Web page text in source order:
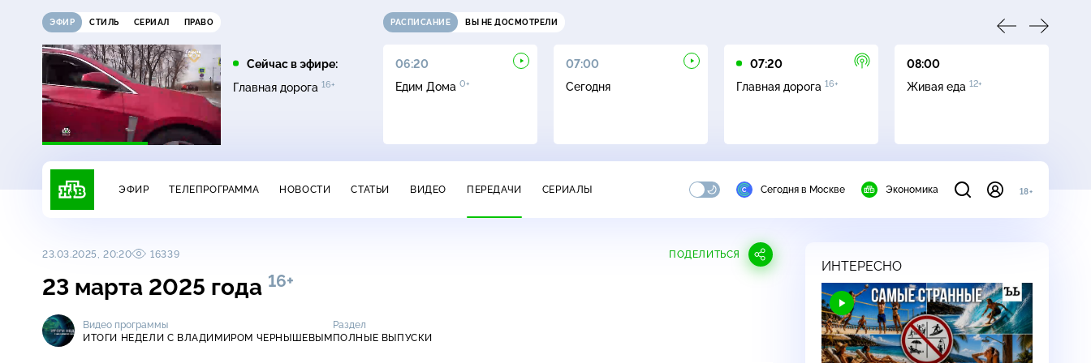
ЭФИР СТИЛЬ СЕРИАЛ ПРАВО
Сейчас в эфире:
Главная дорога 16+
РАСПИСАНИЕ ВЫ НЕ ДОСМОТРЕЛИ
05:20
Пляж. Жаркий
сезон 16+
05:25
Поедем, поедим! 16+
06:20
Едим Дома 0+
07:00
Сегодня
07:20
Главная дорога 16+
08:00
Живая еда 12+
ЭФИР ТЕЛЕПРОГРАММА НОВОСТИ СТАТЬИ ВИДЕО ПЕРЕДАЧИ СЕРИАЛЫ Сегодня в Москве Экономика 18+
23.03.2025, 20:20 16339 ПОДЕЛИТЬСЯ
23 марта 2025 года 16+
Видео программы
ИТОГИ НЕДЕЛИ С ВЛАДИМИРОМ ЧЕРНЫШЕВЫМ
Раздел
ПОЛНЫЕ ВЫПУСКИ
ИНТЕРЕСНО